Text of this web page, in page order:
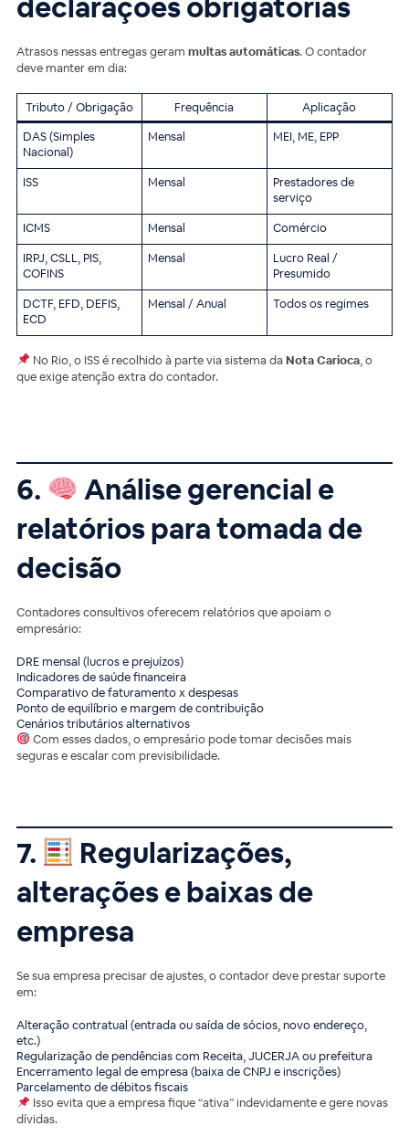
Atrasos nessas entregas geram multas automáticas. O contador
deve manter em dia:
Tributo / Obrigação Frequência
Aplicação
DAS (Simples
Nacional)
Mensal MEI, ME, EPP
ISS Mensal
Prestadores de
serviço
ICMS
Mensal
Comércio
IRPJ, CSLL, PIS,
COFINS
Mensal
Lucro Real /
Presumido
DCTF, EFD, DEFIS,
ECD
Mensal / Anual Todos os regimes
No Rio, o ISS é recolhido à parte via sistema daNota Carioca, o
que exige atenção extra do contador.
6.
Análise gerencial e
relatórios para tomada de
decisão
Contadores consultivos oferecem relatórios que apoiam o
empresário:
DRE mensal (lucros e prejuízos)
Indicadores de saúde financeira
Comparativo de faturamento x despesas
Ponto de equilíbrio e margem de contribuição
Cenários tributários alternativos
Com esses dados, o empresário pode tomar decisões mais
seguras e escalar com previsibilidade.
7.
Regularizações,
alterações e baixas de
empresa
Se sua empresa precisar de ajustes, o contador deve prestar suporte
em:
Alteração contratual (entrada ou saída de sócios, novo endereço,
etc.)
Regularização de pendências com Receita, JUCERJA ou prefeitura
Encerramento legal de empresa (baixa de CNPJ e inscrições)
Parcelamento de débitos fiscais
Isso evita que a empresa fique “ativa” indevidamente e gere novas
dívidas.